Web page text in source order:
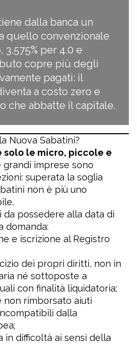
dalla banca un
quello convenzionale
3,575% per 4.0 e
copre più degli
pagati: il
a costo zero e
che abbatte il capitale.
Nuova Sabatini?
solo le micro, piccole e
grandi imprese sono
superata la soglia
non è più uno
possedere alla data di
domanda:
e iscrizione al Registro
dei propri diritti, non in
né sottoposte a
con finalità liquidatoria;
non rimborsato aiuti
dalla
in difficoltà ai sensi della